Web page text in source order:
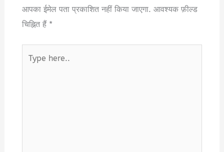
आपका ईमेल पता प्रकाशित नहीं किया जाएगा. आवश्यक फ़ील्ड
चिह्नित हैं *
here..